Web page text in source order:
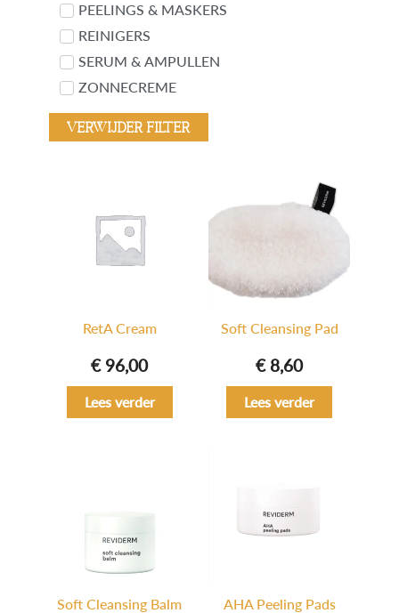
PEELINGS & MASKERS
REINIGERS
SERUM & AMPULLEN
ZONNECREME
Verwijder filter
RetA Cream
€96,00
Lees verder
Soft Cleansing Pad
€8,60
Lees verder
Soft Cleansing Balm AHA Peeling Pads